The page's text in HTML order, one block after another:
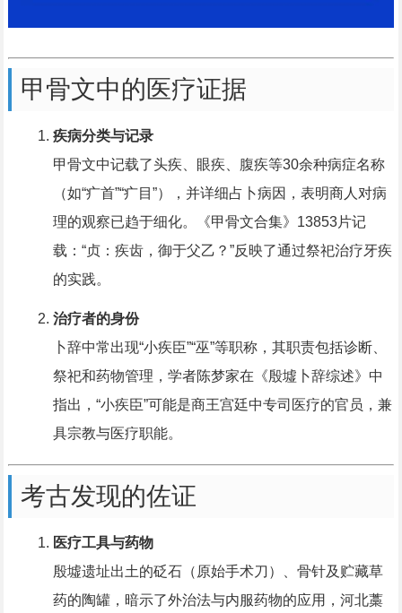
甲骨文中的医疗证据
疾病分类与记录
甲骨文中记载了头疾、眼疾、腹疾等30余种病症名称
（如“疒首”“疒目”），并详细占卜病因，表明商人对病
理的观察已趋于细化。《甲骨文合集》13853片记
载：“贞：疾齿，御于父乙？”反映了通过祭祀治疗牙疾
的实践。
治疗者的身份
卜辞中常出现“小疾臣”“巫”等职称，其职责包括诊断、
祭祀和药物管理，学者陈梦家在《殷墟卜辞综述》中
指出，“小疾臣”可能是商王宫廷中专司医疗的官员，兼
具宗教与医疗职能。
考古发现的佐证
医疗工具与药物
殷墟遗址出土的砭石（原始手术刀）、骨针及贮藏草
药的陶罐，暗示了外治法与内服药物的应用，河北藁